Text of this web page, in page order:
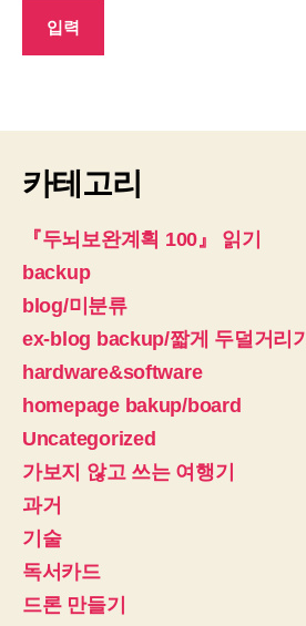
카테고리
『두뇌보완계획 100』 읽기
backup
blog/미분류
ex-blog backup/짧게 두덜거리기
hardware&software
homepage bakup/board
Uncategorized
가보지 않고 쓰는 여행기
과거
기술
독서카드
드론 만들기